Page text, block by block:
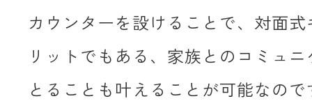
カウンターを設けることで、対面
リットでもある、家族とのコミュ
とることも叶えることが可能なので